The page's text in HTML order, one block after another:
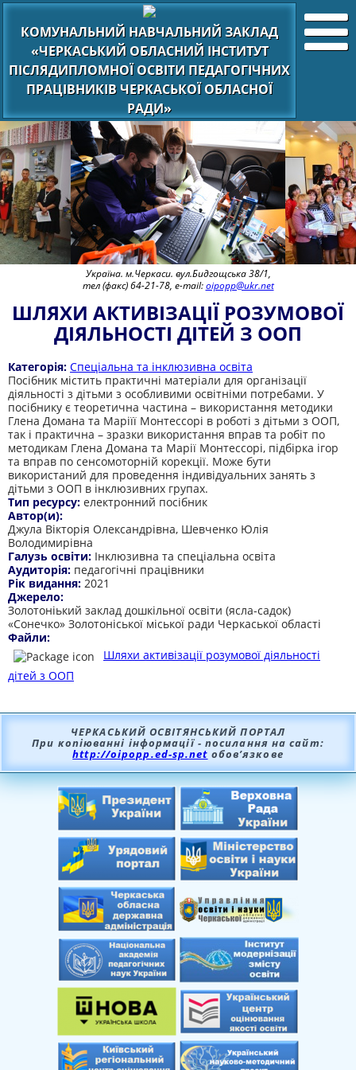
КОМУНАЛЬНИЙ НАВЧАЛЬНИЙ ЗАКЛАД
«ЧЕРКАСЬКИЙ ОБЛАСНИЙ ІНСТИТУТ
ПІСЛЯДИПЛОМНОЇ ОСВІТИ ПЕДАГОГІЧНИХ
ПРАЦІВНИКІВ ЧЕРКАСЬКОЇ ОБЛАСНОЇ
РАДИ»
Україна. м.Черкаси. вул.Бидгощська 38/1,
тел (факс) 64-21-78, e-mail:oipopp@ukr.net
ШЛЯХИ АКТИВІЗАЦІЇ РОЗУМОВОЇ
ДІЯЛЬНОСТІ ДІТЕЙ З ООП
Категорія: Спеціальна та інклюзивна освіта
Посібник містить практичні матеріали для організації
діяльності з дітьми з особливими освітніми потребами. У
посібнику є теоретична частина – використання методики
Глена Домана та Маріїї Монтессорі в роботі з дітьми з ООП,
так і практична – зразки використання вправ та робіт по
методикам Глена Домана та Марії Монтессорі, підбірка ігор
та вправ по сенсомоторній корекції. Може бути
використаний для проведення індивідуальних занять з
дітьми з ООП в інклюзивних групах.
Тип ресурсу: електронний посібник
Автор(и):
Джула Вікторія Олександрівна, Шевченко Юлія
Володимирівна
Галузь освіти: Інклюзивна та спеціальна освіта
Аудиторія: педагогічні працівники
Рік видання: 2021
Джерело:
Золотоніький заклад дошкільної освіти (ясла-садок)
«Сонечко» Золотоніської міської ради Черкаської області
Файли:
Шляхи активізації розумової діяльності
дітей з ООП
ЧЕРКАСЬКИЙ ОСВІТЯНСЬКИЙ ПОРТАЛ
При копіюванні інформації - посилання на сайт:
http://oipopp.ed-sp.net обов’язкове